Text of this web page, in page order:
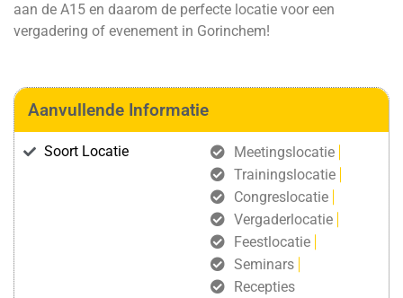
aan de A15 en daarom de perfecte locatie voor een
vergadering of evenement in Gorinchem!
Aanvullende Informatie
Soort Locatie
Meetingslocatie
Trainingslocatie
Congreslocatie
Vergaderlocatie
Feestlocatie
Seminars
Recepties